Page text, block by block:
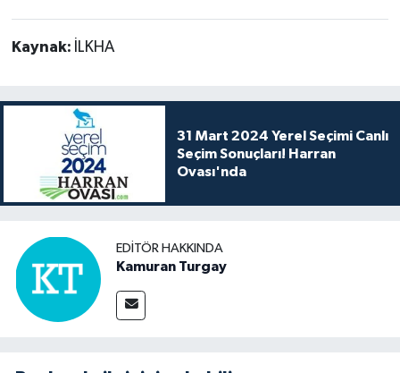
Kaynak: İLKHA
31 Mart 2024 Yerel Seçimi Canlı
Seçim Sonuçları! Harran
Ovası'nda
EDITÖR HAKKINDA
Kamuran Turgay